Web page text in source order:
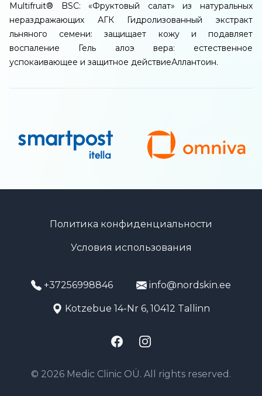
Multifruit® BSC: «Фруктовый салат» из натуральных
нераздражающих АГК Гидролизованный экстракт
льняного семени: защищает кожу и подавляет
воспаление Гель алоэ вера: естественное
успокаивающее и защитное действиеАллантоин.
Политика конфиденциальности
Условия использования
+37256998846 info@nordskin.ee
Kotzebue 14-Nr 6, 10412 Tallinn
FacebookInstagram
© 2026 Medic Clinic OÜ. All rights reserved.